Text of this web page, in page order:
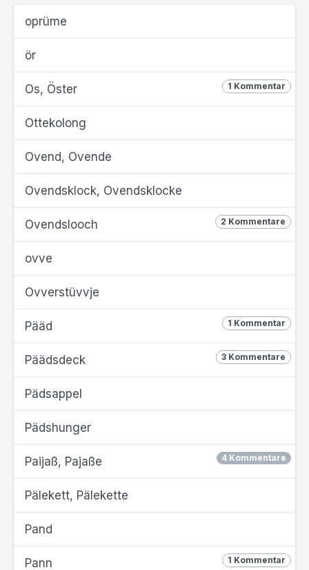
oprüme
ör
1 Kommentar
Os, Öster
Ottekolong
Ovend, Ovende
Ovendsklock, Ovendsklocke
2 Kommentare
Ovendslooch
ovve
Ovverstüvvje
1 Kommentar
Pääd
3 Kommentare
Päädsdeck
Pädsappel
Pädshunger
4 Kommentare
Paijaß, Pajaße
Pälekett, Pälekette
Pand
1 Kommentar
Pann